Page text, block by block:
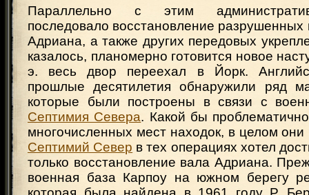
Параллельно с этим
последовало восстановление разрушенных
Адриана, а также других передовых
казалось, планомерно готовится новое
э. весь двор переехал в Йорк.
прошлые десятилетия обнаружили ряд
которые были построены в связи с
Септимия Севера. Какой бы
многочисленных мест находок, в целом они
Септимий Север в тех операциях хотел
только восстановление вала Адриана.
военная база Карпоу на южном берегу